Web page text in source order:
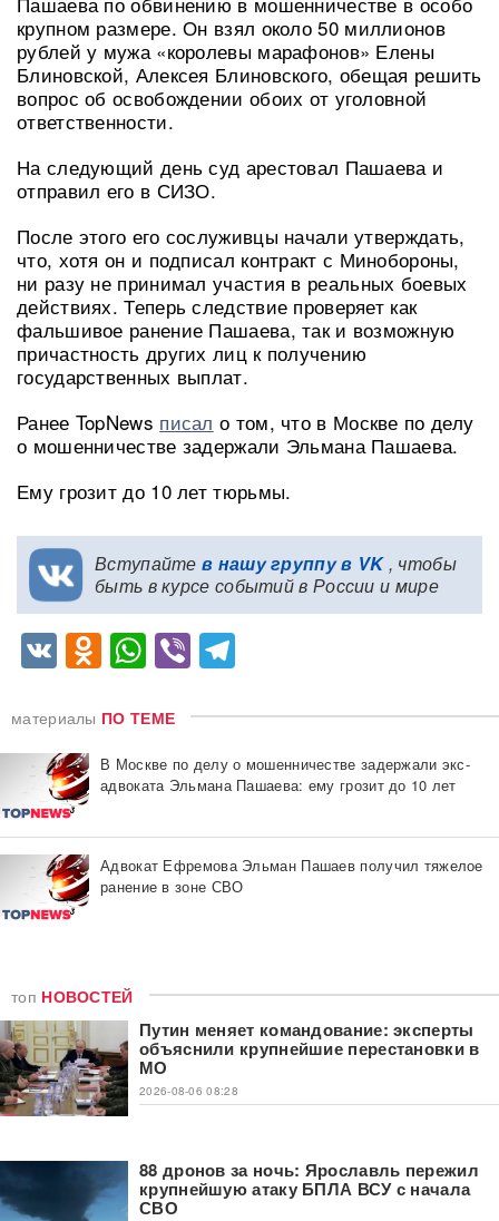
крупном размере. Он взял около 50 миллионов
рублей у мужа «королевы марафонов» Елены
Блиновской, Алексея Блиновского, обещая решить
вопрос об освобождении обоих от уголовной
ответственности.
На следующий день суд арестовал Пашаева и
отправил его в СИЗО.
После этого его сослуживцы начали утверждать,
что, хотя он и подписал контракт с Минобороны,
ни разу не принимал участия в реальных боевых
действиях. Теперь следствие проверяет как
фальшивое ранение Пашаева, так и возможную
причастность других лиц к получению
государственных выплат.
Ранее TopNews писал о том, что в Москве по делу
о мошенничестве задержали Эльмана Пашаева.
Ему грозит до 10 лет тюрьмы.
Вступайте в нашу группу в VK, чтобы
быть в курсе событий в России и мире
VKOdnoklassniki
WhatsApp
Viber
материалы ПО ТЕМЕ
В Москве по делу о мошенничестве задержали экс-
адвоката Эльмана Пашаева: ему грозит до 10 лет
Адвокат Ефремова Эльман Пашаев получил тяжелое
ранение в зоне СВО
топ НОВОСТЕЙ
Путин меняет командование: эксперты
объяснили крупнейшие перестановки в
МО
2026-08-06 08:28
88 дронов за ночь: Ярославль пережил
крупнейшую атаку БПЛА ВСУ с начала
СВО